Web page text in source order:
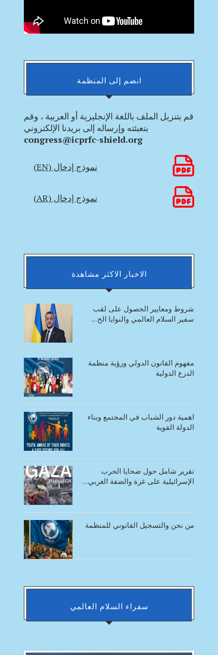
انضم إلى المنظمة
قم بتنزيل الملف باللغة الإنجليزية أو العربية ، وقم
بتعبئته وإرساله إلى بريدنا الإلكتروني
congress@icprfc-shield.org
نموذج إدخال (EN)
نموذج إدخال (AR)
الاخبار الاكثر مشاهدة
شروط ومعايير الحصول على لقب
سفير السلام العالمي والنوايا الح...
مفهوم القانون الدولي ورؤية منظمة
الدرع الدولية
اهمية دور الشباب في المجتمع وبناء
الدولة القوية
تقرير شامل حول ضحايا الحرب
الإسرائيلية على غزة والضفة الغربي...
من نحن والتسجيل القانوني للمنظمة
سفراء السلام العالمي